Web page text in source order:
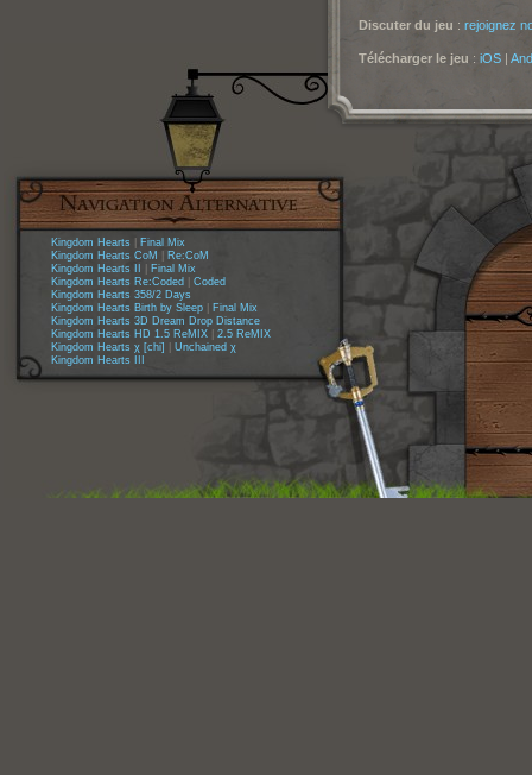
Discuter du jeu :rejoignez
Télécharger le jeu :iOS |
Kingdom Hearts
Final Mix
Kingdom Hearts CoM
Re:CoM
Kingdom Hearts II
Final Mix
Kingdom Hearts Re:Coded
Coded
Kingdom Hearts 358/2 Days
Kingdom Hearts Birth by Sleep
Final Mix
Kingdom Hearts 3D Dream Drop Distance
Kingdom Hearts HD 1.5 ReMIX
2.5 ReMIX
Kingdom Hearts χ [chi]
Unchained χ
Kingdom Hearts III